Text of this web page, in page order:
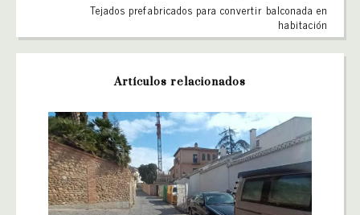
Tejados prefabricados para convertir balconada en
habitación
Artículos relacionados